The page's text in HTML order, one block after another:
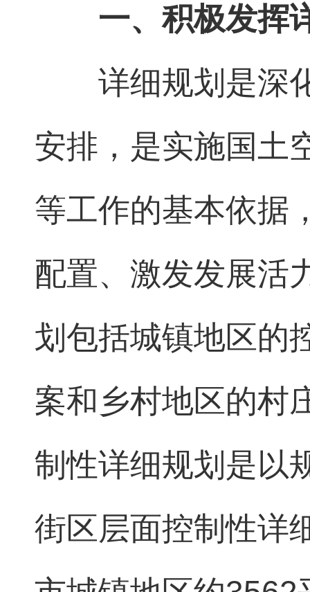
一、积极发挥
详细规划是深
安排，是实施国土
等工作的基本依据
配置、激发发展活
划包括城镇地区的
案和乡村地区的村
制性详细规划是以
街区层面控制性详